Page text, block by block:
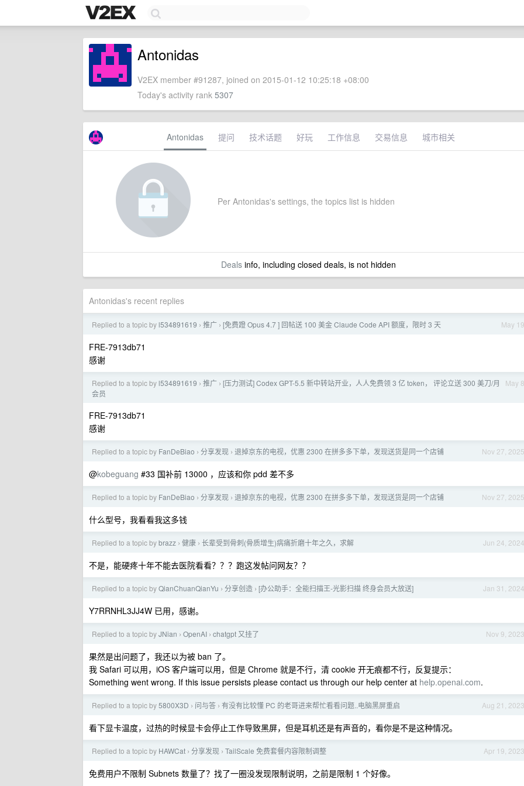
Antonidas
V2EX member #91287, joined on 2015-01-12 10:25:18 +08:00
Today's activity rank 5307
Antonidas 提问 技术话题 好玩 工作信息 交易信息 城市相关
Per Antonidas's settings, the topics list is hidden
Dealsinfo, including closed deals, is not hidden
Antonidas's recent replies
May 19
Replied to a topic by l534891619 › 推广 › [免费蹬 Opus 4.7 ] 回帖送 100 美金 Claude Code API 额度，限时 3 天
FRE-7913db71
感谢
May 8
Replied to a topic by l534891619 › 推广 › [压力测试] Codex GPT-5.5 新中转站开业，人人免费领 3 亿 token， 评论立送 300 美刀/月
会员
FRE-7913db71
感谢
Nov 27, 2025
Replied to a topic by FanDeBiao › 分享发现 › 退掉京东的电视，优惠 2300 在拼多多下单，发现送货是同一个店铺
@kobeguang #33 国补前 13000 ，应该和你 pdd 差不多
Nov 27, 2025
Replied to a topic by FanDeBiao › 分享发现 › 退掉京东的电视，优惠 2300 在拼多多下单，发现送货是同一个店铺
什么型号，我看看我这多钱
Jun 24, 2024
Replied to a topic bybrazz › 健康 › 长辈受到骨刺(骨质增生)病痛折磨十年之久，求解
不是，能硬疼十年不能去医院看看？？？跑这发帖问网友？？
Jan 31, 2024
Replied to a topic byQianChuanQianYu › 分享创造 › [办公助手：全能扫描王-光影扫描 终身会员大放送]
Y7RRNHL3JJ4W 已用，感谢。
Nov 9, 2023
Replied to a topic byJNian › OpenAI › chatgpt 又挂了
果然是出问题了，我还以为被 ban 了。
我 Safari 可以用，iOS 客户端可以用，但是 Chrome 就是不行，清 cookie 开无痕都不行，反复提示：
Something went wrong. If this issue persists please contact us through our help center at help.openai.com.
Aug 21, 2023
Replied to a topic by5800X3D › 问与答 › 有没有比较懂 PC 的老哥进来帮忙看看问题..电脑黑屏重启
看下显卡温度，过热的时候显卡会停止工作导致黑屏，但是耳机还是有声音的，看你是不是这种情况。
Apr 19, 2023
Replied to a topic by HAWCat › 分享发现 › TailScale 免费套餐内容限制调整
免费用户不限制 Subnets 数量了？找了一圈没发现限制说明，之前是限制 1 个好像。